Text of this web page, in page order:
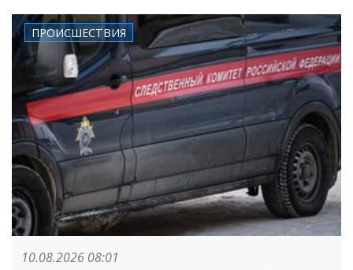
ПРОИСШЕСТВИЯ
10.08.2026 08:01